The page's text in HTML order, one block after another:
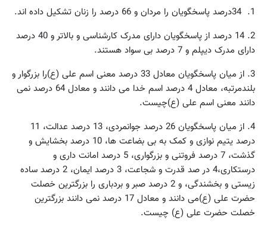
1. 34درصد پاسخگویان را مردان و 66 درصد را زنان تشکیل داده اند.
2. 14 درصد از پاسخگویان دارای مدرک کارشناسی و بالاتر و 40 درصد
دارای مدرک دیپلم و 7 درصد بی سواد هستند.
3. از میان پاسخگویان معادل 33 درصد معنی اسم علی (ع)را بزرگوار و
بلندمرتبه، معادل 4 درصد اسم خدا می دانند و معادل 64 درصد نمی
دانند معنی اسم علی (ع)چیست.
4. از میان پاسخگویان 26 درصد جوانمردی، 13 درصد عدالت، 11
درصد یتیم نوازی و کمک به بی بضاعت ها،‌ 10 درصد بخشایش و
گذشت،‌ 7 درصد فروتنی و بزرگواری،‌ 5 درصد امانت داری و
درستکاری،‌4 در صد قدرت و شجاعت، 3 درصد ایمان، 2 درصد ساده
زیستی و بخشندگی، و 2 درصد صبر و بردباری را بزرگترین خصلت
حضرت علی (ع)می دانند و معادل 17 درصد نمی دانند بزرگترین
خصلت حضرت علی (ع) چیست.